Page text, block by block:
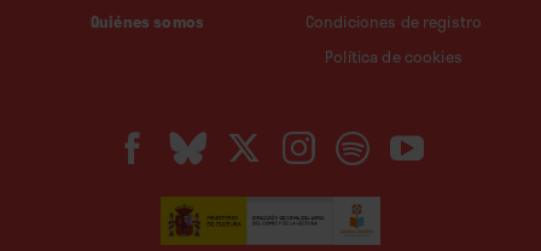
Quiénes somos
Condiciones de registro
Política de cookies